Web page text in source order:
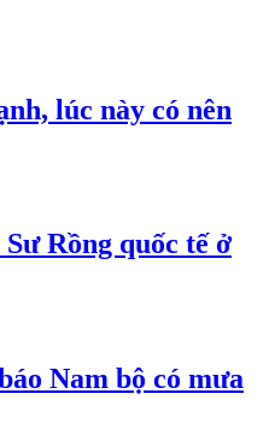
lúc này có nên
Rồng quốc tế ở
Nam bộ có mưa